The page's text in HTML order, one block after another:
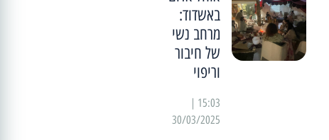
באשדוד:
מרחב נשי
של חיבור
וריפוי
30/03/2025